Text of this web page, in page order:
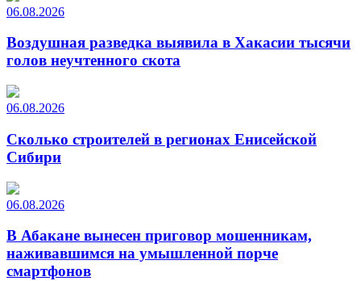
06.08.2026
Воздушная разведка выявила в Хакасии тысячи
голов неучтенного скота
06.08.2026
Сколько строителей в регионах Енисейской
Сибири
06.08.2026
В Абакане вынесен приговор мошенникам,
наживавшимся на умышленной порче
смартфонов